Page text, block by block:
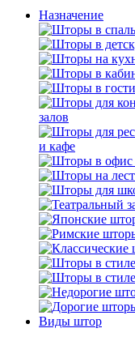
Назначение
залов
и кафе
Виды штор